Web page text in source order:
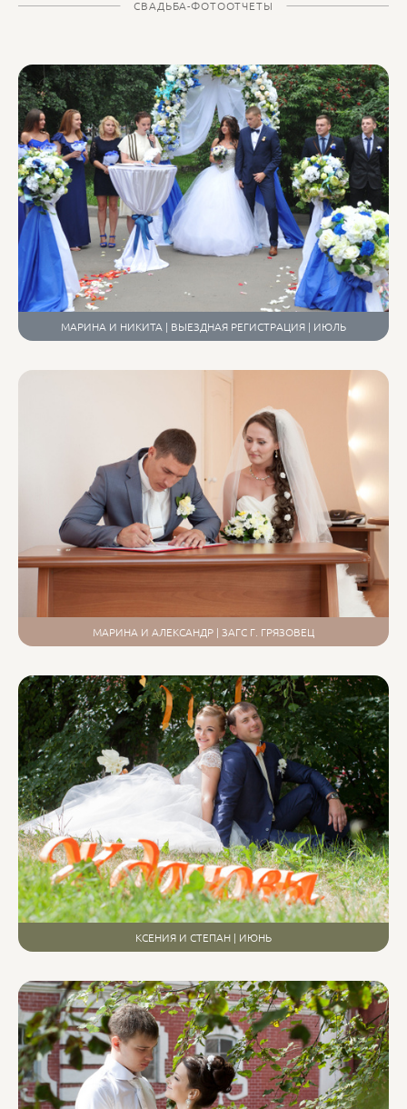
СВАДЬБА-ФОТООТЧЕТЫ
МАРИНА И НИКИТА | ВЫЕЗДНАЯ РЕГИСТРАЦИЯ | ИЮЛЬ
МАРИНА И АЛЕКСАНДР | ЗАГС Г. ГРЯЗОВЕЦ
КСЕНИЯ И СТЕПАН | ИЮНЬ